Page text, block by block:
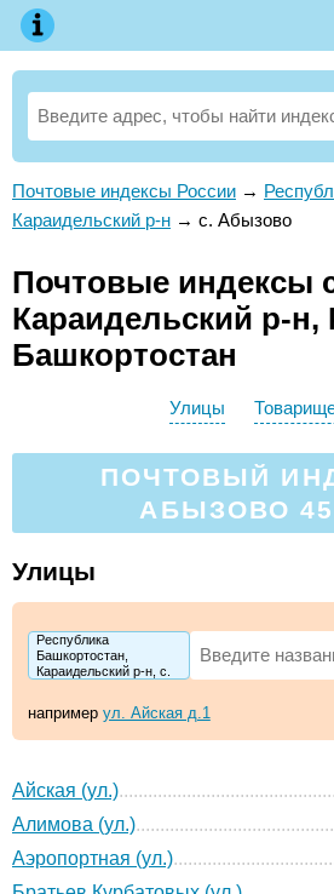
Почтовые индексы России →
Караидельский р-н → с. Абызово
Почтовые индексы
Караидельский р-н,
Башкортостан
Улицы
ПОЧТОВЫЙ
АБЫЗОВО
Улицы
Республика
Башкортостан,
Караидельский р-н, с.
например ул. Айская д.1
Айская (ул.)
Алимова (ул.)
Аэропортная (ул.)